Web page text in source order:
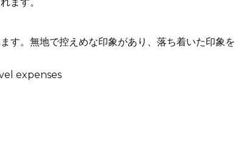
す。無地で控えめな印象があり、落ち着いた印象を